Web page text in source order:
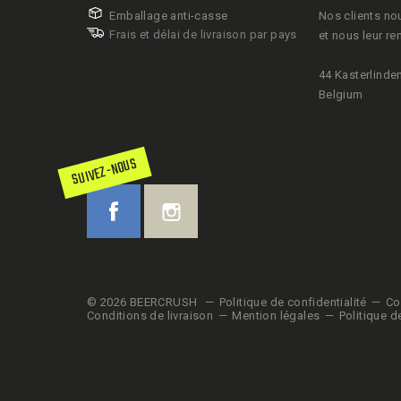
pour la même adresse
La sélection de bière est différente de celle de
Le calendrier pèse 16 kilos
La livraison est de apd 3.50€ et on livre dans
Emballage anti-casse
Frais et délai de livraison par pays
Nos clients
et nous leur
44
Belgium
SUIVEZ-NOUS
© 2026 BEERCRUSH Politique de confidentialité
Conditions de livraison
Mention légales Politique